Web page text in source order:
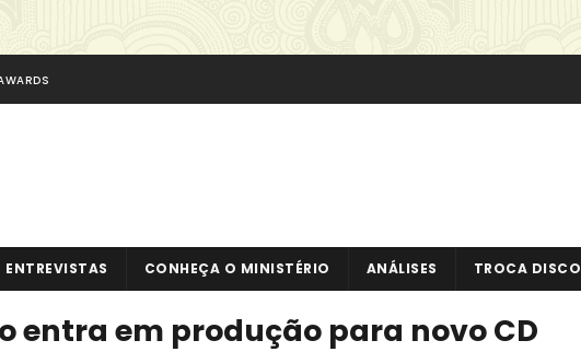
ENTREVISTAS CONHEÇA O MINISTÉRIO ANÁLISES TROCA DISCO
entra em produção para novo CD